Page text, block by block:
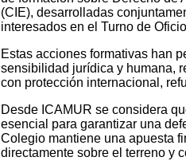
(CIE), desarrolladas
interesados en el Turno de
Estas acciones formativas han
sensibilidad jurídica y humana,
con protección internacional,
Desde ICAMUR se considera
esencial para garantizar una
Colegio mantiene una apuesta
directamente sobre el terreno y